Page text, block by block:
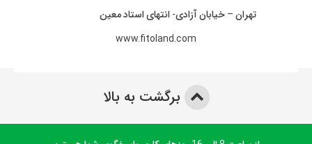
تهران – خیابان آزادی- انتهای استاد معین
www.fitoland.com
برگشت به بالا